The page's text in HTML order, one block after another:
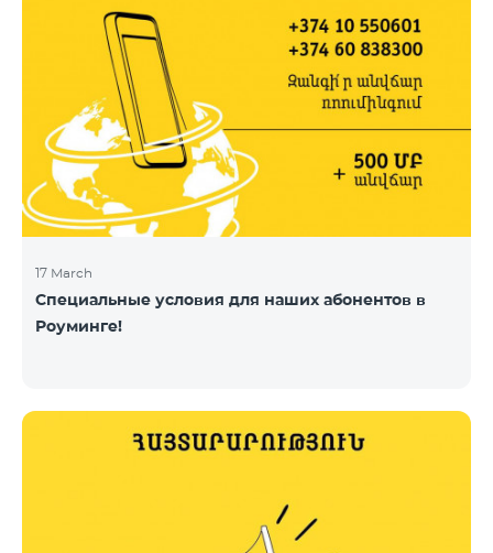
17 March
Специальные условия для наших абонентов в
Роуминге!